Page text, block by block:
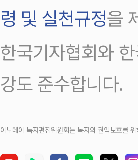
령 및 실천규정을
한국기자협회와
강도 준수합니다.
이투데이 독자편집위원회는 독자의 권익보호를